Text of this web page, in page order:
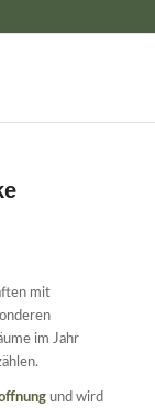
mit
im Jahr
und wird